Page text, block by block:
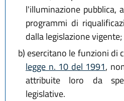
l'illuminazione pubblica,
programmi di
dalla legislazione vigente;
b) esercitano le funzioni di
legge n. 10 del 1991,
attribuite loro da
legislative.